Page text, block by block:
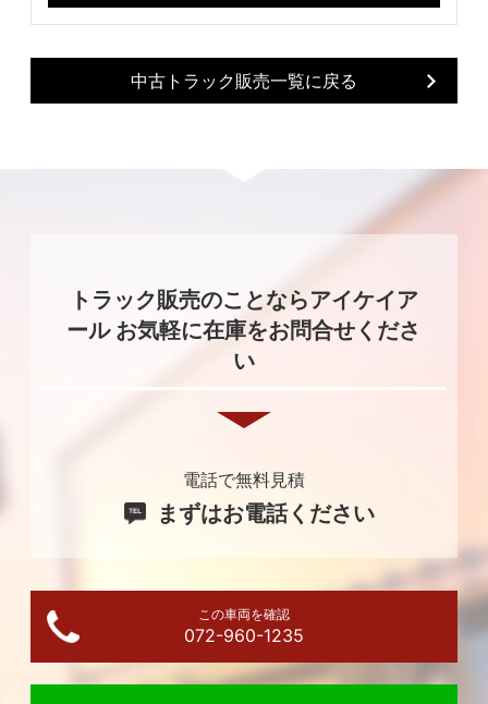
中古トラック販売一覧に戻る
トラック販売のことならアイケイア
ール お気軽に在庫をお問合せくださ
い
電話で無料見積
まずはお電話ください
この車両を確認
072-960-1235